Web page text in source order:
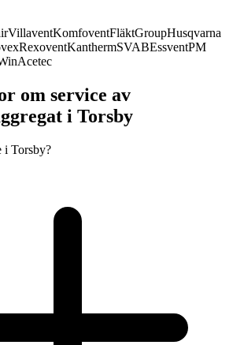
VillaventKomfoventFläktGroupHusqvarna
RexoventKanthermSVABEssventPM
Acetec
om service av
i Torsby
i Torsby?